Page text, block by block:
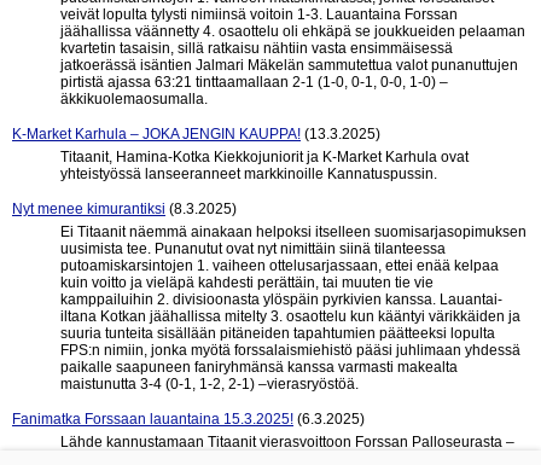
veivät lopulta tylysti nimiinsä voitoin 1-3. Lauantaina Forssan
jäähallissa väännetty 4. osaottelu oli ehkäpä se joukkueiden pelaaman
kvartetin tasaisin, sillä ratkaisu nähtiin vasta ensimmäisessä
jatkoerässä isäntien Jalmari Mäkelän sammutettua valot punanuttujen
pirtistä ajassa 63:21 tinttaamallaan 2-1 (1-0, 0-1, 0-0, 1-0) –
äkkikuolemaosumalla.
K-Market Karhula – JOKA JENGIN KAUPPA! (13.3.2025)
Titaanit, Hamina-Kotka Kiekkojuniorit ja K-Market Karhula ovat
yhteistyössä lanseeranneet markkinoille Kannatuspussin.
Nyt menee kimurantiksi (8.3.2025)
Ei Titaanit näemmä ainakaan helpoksi itselleen suomisarjasopimuksen
uusimista tee. Punanutut ovat nyt nimittäin siinä tilanteessa
putoamiskarsintojen 1. vaiheen ottelusarjassaan, ettei enää kelpaa
kuin voitto ja vieläpä kahdesti perättäin, tai muuten tie vie
kamppailuihin 2. divisioonasta ylöspäin pyrkivien kanssa. Lauantai-
iltana Kotkan jäähallissa mitelty 3. osaottelu kun kääntyi värikkäiden ja
suuria tunteita sisällään pitäneiden tapahtumien päätteeksi lopulta
FPS:n nimiin, jonka myötä forssalaismiehistö pääsi juhlimaan yhdessä
paikalle saapuneen faniryhmänsä kanssa varmasti makealta
maistunutta 3-4 (0-1, 1-2, 2-1) –vierasryöstöä.
Fanimatka Forssaan lauantaina 15.3.2025! (6.3.2025)
Lähde kannustamaan Titaanit vierasvoittoon Forssan Palloseurasta –